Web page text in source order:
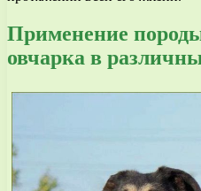
Применение
овчарка в